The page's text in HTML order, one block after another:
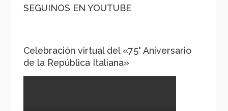
SEGUINOS EN YOUTUBE
Celebración virtual del «75° Aniversario
de la República Italiana»